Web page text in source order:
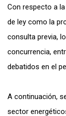
Con respecto a
de ley como la
consulta previa,
concurrencia,
debatidos en el
A continuación,
sector